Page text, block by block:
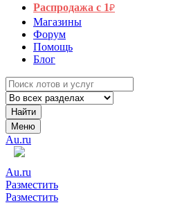
Распродажа с 1₽
Магазины
Форум
Помощь
Блог
Найти
Меню
Au.ru
Au.ru
Разместить
Разместить